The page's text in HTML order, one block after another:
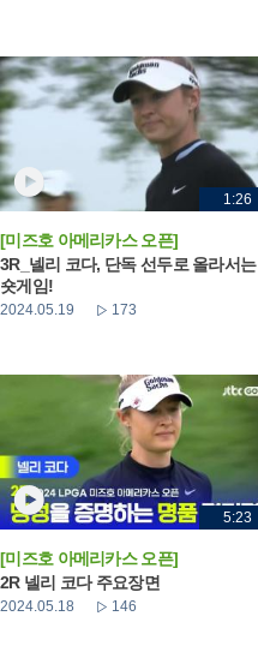
1:26
[미즈호 아메리카스 오픈]
3R_넬리 코다, 단독 선두로 올라서는
숏게임!
2024.05.19 173
5:23
[미즈호 아메리카스 오픈]
2R 넬리 코다 주요장면
2024.05.18 146